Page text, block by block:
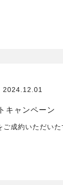
2024.12.01
キャンペーン
ご成約いただい